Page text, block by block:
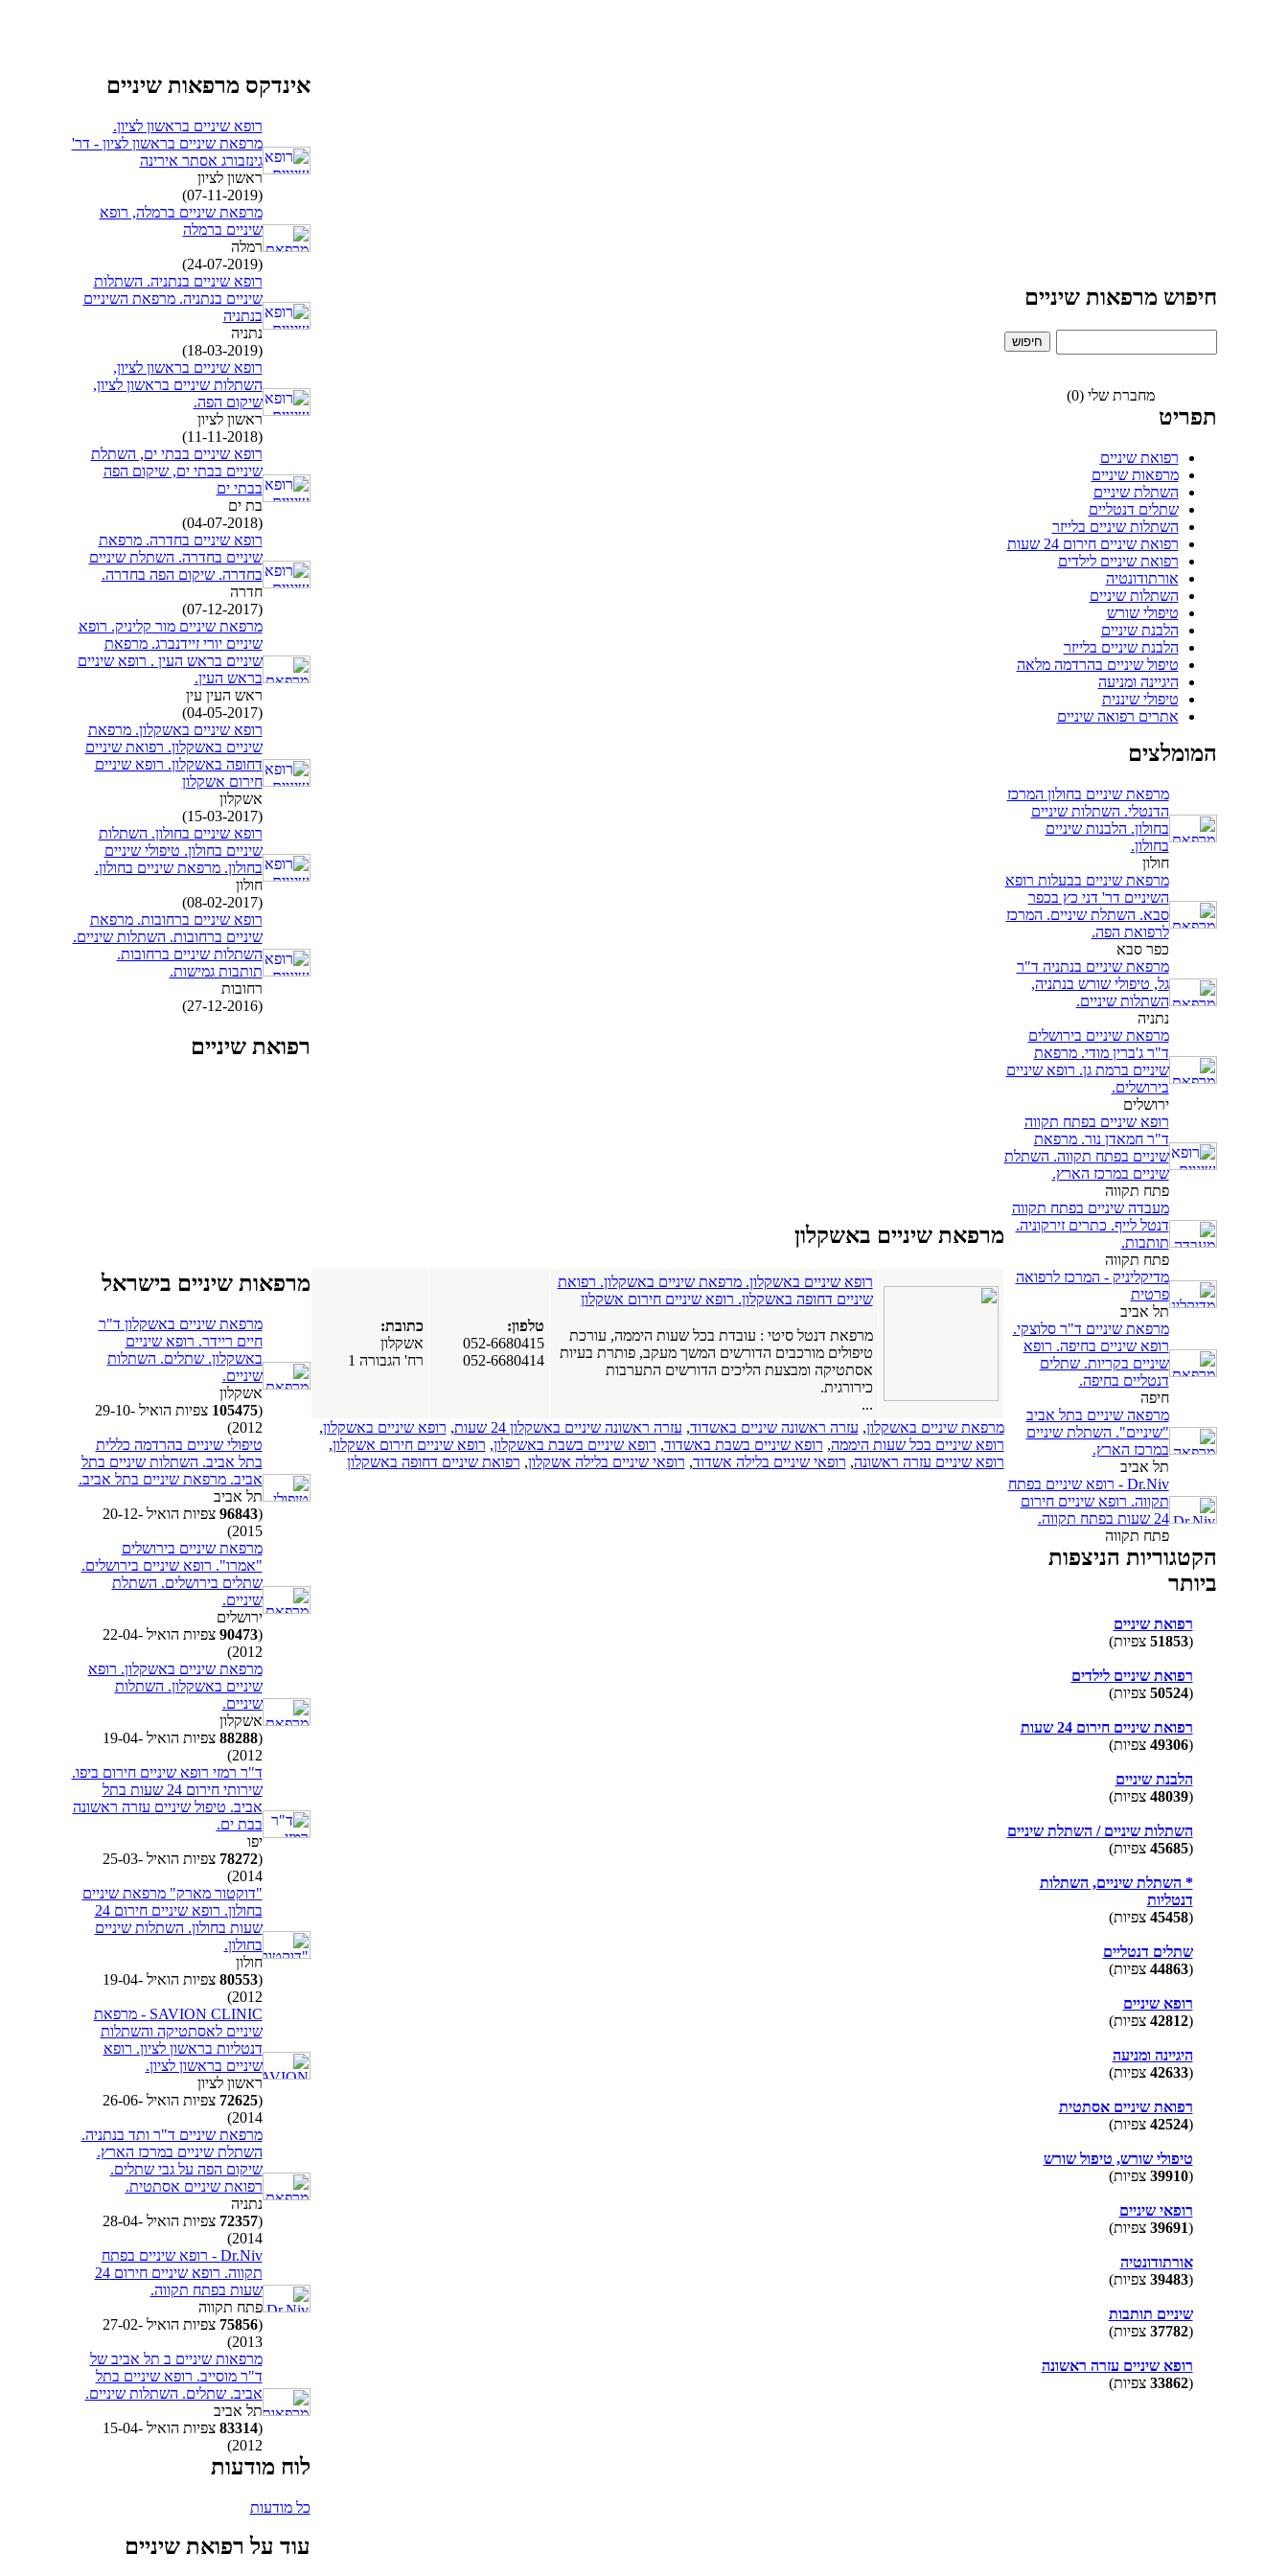
חיפוש מרפאות שיניים
מחברת שלי (0)
תפריט
רפואת שיניים
מרפאות שיניים
השתלת שיניים
שתלים דנטליים
השתלות שיניים בלייזר
רפואת שיניים חירום 24 שעות
רפואת שיניים לילדים
אורתודונטיה
השתלות שיניים
טיפולי שורש
הלבנת שיניים
הלבנת שיניים בלייזר
טיפול שיניים בהרדמה מלאה
היגיינה ומניעה
טיפולי שיננית
אתרים רפואה שיניים
המומלצים
מרפאת שיניים בחולון המרכז
הדנטלי. השתלות שיניים
בחולון. הלבנות שיניים
בחולון.
חולון
מרפאת שיניים בבעלות רופא
השיניים דר' דני כץ בכפר
סבא. השתלת שיניים. המרכז
לרפואת הפה.
כפר סבא
מרפאת שיניים בנתניה ד"ר
גל, טיפולי שורש בנתניה,
השתלות שיניים.
נתניה
מרפאת שיניים בירושלים
ד"ר ג'ברין מודי. מרפאת
שיניים ברמת גן. רופא שיניים
בירושלים.
ירושלים
רופא שיניים בפתח תקווה
ד"ר חמאדן נור. מרפאת
שיניים בפתח תקווה. השתלת
שיניים במרכז הארץ.
פתח תקווה
מעבדה שיניים בפתח תקווה
דנטל לייף. כתרים זירקוניה.
תותבות.
פתח תקווה
מדיקליניק - המרכז לרפואה
פרטית
תל אביב
מרפאת שיניים ד"ר סלוצקי.
רופא שיניים בחיפה. רופא
שיניים בקריות. שתלים
דנטליים בחיפה.
חיפה
מרפאה שיניים בתל אביב
"שיניים". השתלת שיניים
במרכז הארץ.
תל אביב
Dr.Niv - רופא שיניים בפתח
תקווה. רופא שיניים חירום
24 שעות בפתח תקווה.
פתח תקווה
הקטגוריות הניצפות
ביותר
רפואת שיניים
(
51853 צפיות)
רפואת שיניים לילדים
(
50524 צפיות)
רפואת שיניים חירום 24 שעות
(
49306 צפיות)
הלבנת שיניים
(
48039 צפיות)
השתלות שיניים / השתלת שיניים
(
45685 צפיות)
* השתלת שיניים, השתלות
דנטליות
(
45458 צפיות)
שתלים דנטליים
(
44863 צפיות)
רופא שיניים
(
42812 צפיות)
היגיינה ומניעה
(
42633 צפיות)
רפואת שיניים אסתטית
(
42524 צפיות)
טיפולי שורש, טיפול שורש
(
39910 צפיות)
רופאי שיניים
(
39691 צפיות)
אורתודונטיה
(
39483 צפיות)
שיניים תותבות
(
37782 צפיות)
רופא שיניים עזרה ראשונה
(
33862 צפיות)
מרפאת שיניים באשקלון
רופא שיניים באשקלון. מרפאת שיניים באשקלון. רפואת
שיניים דחופה באשקלון. רופא שיניים חירום אשקלון
מרפאת דנטל סיטי : עובדת בכל שעות היממה, עורכת
טיפולים מורכבים הדורשים המשך מעקב, פותרת בעיות
אסתטיקה ומבצעת הליכים הדורשים התערבות
כירורגית.
...
טלפון:
052-6680415
052-6680414
כתובת:
אשקלון
רח' הגבורה 1
מרפאת שיניים באשקלון, עזרה ראשונה שיניים באשדוד, עזרה ראשונה שיניים באשקלון 24 שעות , רופא שיניים באשקלון,
רופא שיניים בכל שעות היממה, רופא שיניים בשבת באשדוד, רופא שיניים בשבת באשקלון, רופא שיניים חירום אשקלון,
רופא שיניים עזרה ראשונה, רופאי שיניים בלילה אשדוד, רופאי שיניים בלילה אשקלון, רפואת שיניים דחופה באשקלון
אינדקס מרפאות שיניים
רופא שיניים בראשון לציון.
מרפאת שיניים בראשון לציון - דר'
גינזבורג אסתר אירינה
ראשון לציון
(07-11-2019)
מרפאת שיניים ברמלה, רופא
שיניים ברמלה
רמלה
(24-07-2019)
רופא שיניים בנתניה. השתלות
שיניים בנתניה. מרפאת השיניים
בנתניה
נתניה
(18-03-2019)
רופא שיניים בראשון לציון,
השתלות שיניים בראשון לציון,
שיקום הפה.
ראשון לציון
(11-11-2018)
רופא שיניים בבתי ים, השתלת
שיניים בבתי ים, שיקום הפה
בבתי ים
בת ים
(04-07-2018)
רופא שיניים בחדרה. מרפאת
שיניים בחדרה. השתלת שיניים
בחדרה. שיקום הפה בחדרה.
חדרה
(07-12-2017)
מרפאת שיניים מור קליניק. רופא
שיניים יורי זיידנברג. מרפאת
שיניים בראש העין . רופא שיניים
בראש העין.
ראש העין עין
(04-05-2017)
רופא שיניים באשקלון. מרפאת
שיניים באשקלון. רפואת שיניים
דחופה באשקלון. רופא שיניים
חירום אשקלון
אשקלון
(15-03-2017)
רופא שיניים בחולון. השתלות
שיניים בחולון. טיפולי שיניים
בחולון. מרפאת שיניים בחולון.
חולון
(08-02-2017)
רופא שיניים ברחובות. מרפאת
שיניים ברחובות. השתלות שיניים.
השתלות שיניים ברחובות.
תותבות גמישות.
רחובות
(27-12-2016)
רפואת שיניים
מרפאות שיניים בישראל
מרפאת שיניים באשקלון ד"ר
חיים ריידר. רופא שיניים
באשקלון. שתלים. השתלות
שיניים.
אשקלון
(
105475
צפיות הואיל 29-10-
2012)
טיפולי שיניים בהרדמה כללית
בתל אביב. השתלות שיניים בתל
אביב. מרפאת שיניים בתל אביב.
תל אביב
(
96843
צפיות הואיל 20-12-
2015)
מרפאת שיניים בירושלים
"אמרו". רופא שיניים בירושלים.
שתלים בירושלים. השתלת
שיניים.
ירושלים
(
90473
צפיות הואיל 22-04-
2012)
מרפאת שיניים באשקלון. רופא
שיניים באשקלון. השתלות
שיניים.
אשקלון
(
88288
צפיות הואיל 19-04-
2012)
ד"ר רמזי רופא שיניים חירום ביפו.
שירותי חירום 24 שעות בתל
אביב. טיפול שיניים עזרה ראשונה
בבת ים.
יפו
(
78272
צפיות הואיל 25-03-
2014)
"דוקטור מארק" מרפאת שיניים
בחולון. רופא שיניים חירום 24
שעות בחולון. השתלות שיניים
בחולון.
חולון
(
80553
צפיות הואיל 19-04-
2012)
SAVION CLINIC - מרפאת
שיניים לאסתטיקה והשתלות
דנטליות בראשון לציון. רופא
שיניים בראשון לציון.
ראשון לציון
(
72625
צפיות הואיל 26-06-
2014)
מרפאת שיניים ד"ר ותד בנתניה.
השתלת שיניים במרכז הארץ.
שיקום הפה על גבי שתלים.
רפואת שיניים אסתטית.
נתניה
(
72357
צפיות הואיל 28-04-
2014)
Dr.Niv - רופא שיניים בפתח
תקווה. רופא שיניים חירום 24
שעות בפתח תקווה.
פתח תקווה
(
75856
צפיות הואיל 27-02-
2013)
מרפאות שיניים ב תל אביב של
ד"ר מוסייב. רופא שיניים בתל
אביב. שתלים. השתלות שיניים.
תל אביב
(
83314
צפיות הואיל 15-04-
2012)
לוח מודעות
כל מודעות
עוד על רפואת שיניים